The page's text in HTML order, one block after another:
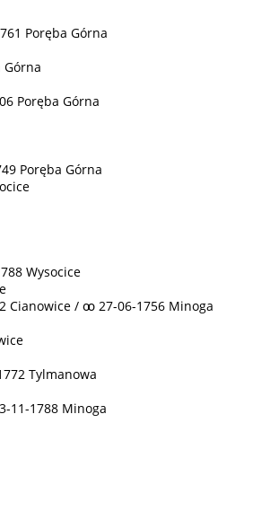
Poręba Górna
Górna
Poręba Górna
Poręba Górna
Wysocice
Cianowice / ꚙ 27-06-1756 Minoga
Tylmanowa
11-1788 Minoga